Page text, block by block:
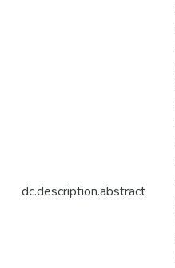
dc.description.abstract